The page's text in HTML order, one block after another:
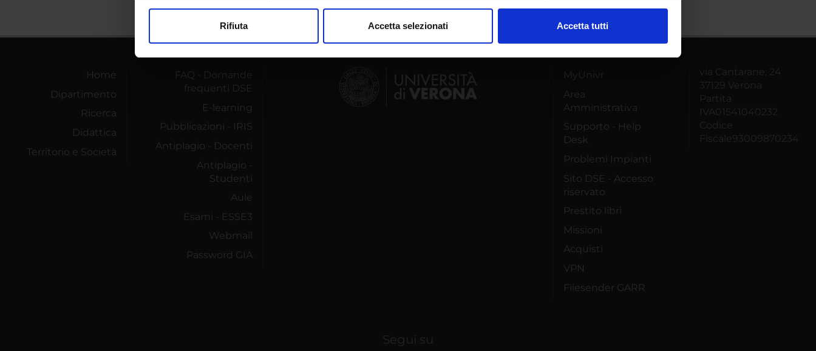
modificare o ritirare il tuo consenso in qualsiasi momento dalla Dichiarazione sui cookie.
che hanno raccolto dal tuo utilizzo dei loro servizi.
Rifiuta Accetta selezionati Accetta tutti
Home
Dipartimento
Ricerca
Didattica
Territorio e Società
FAQ - Domande
frequenti DSE
E-learning
Pubblicazioni - IRIS
Antiplagio - Docenti
Antiplagio -
Studenti
Aule
Esami - ESSE3
Webmail
Password GIA
MyUnivr
Area
Amministrativa
Supporto - Help
Desk
Problemi Impianti
Sito DSE - Accesso
riservato
Prestito libri
Missioni
Acquisti
VPN
Filesender GARR
via Cantarane, 24
37129 Verona
Partita
IVA01541040232
Codice
Fiscale93009870234
Segui su